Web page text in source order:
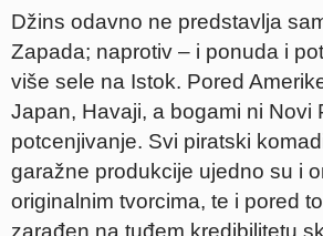
Džins odavno ne predstavlja
Zapada; naprotiv – i ponuda i
više sele na Istok. Pored
Japan, Havaji, a bogami ni Novi
potcenjivanje. Svi piratski
garažne produkcije ujedno su i
originalnim tvorcima, te i pored
zarađen na tuđem kredibilitetu